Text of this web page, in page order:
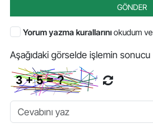
GÖNDER
Yorum yazma kurallarınıokudum
Aşağıdaki görselde işlemin sonucu